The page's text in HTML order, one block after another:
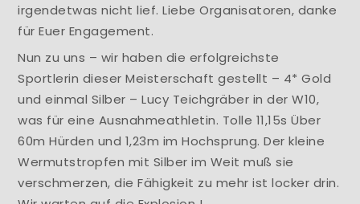
irgendetwas nicht lief. Liebe Organisatoren, danke
für Euer Engagement.
Nun zu uns – wir haben die erfolgreichste
Sportlerin dieser Meisterschaft gestellt – 4* Gold
und einmal Silber – Lucy Teichgräber in der W10,
was für eine Ausnahmeathletin. Tolle 11,15s Über
60m Hürden und 1,23m im Hochsprung. Der kleine
Wermutstropfen mit Silber im Weit muß sie
verschmerzen, die Fähigkeit zu mehr ist locker drin.